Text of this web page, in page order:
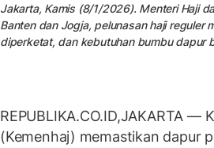
Jakarta, Kamis (8/1/2026). Menteri Haji
Banten dan Jogja, pelunasan haji
diperketat, dan kebutuhan bumbu dapur
REPUBLIKA.CO.ID,JAKARTA —
(Kemenhaj) memastikan dapur